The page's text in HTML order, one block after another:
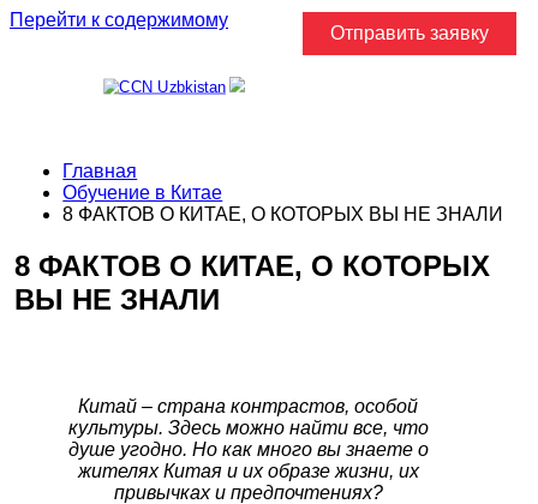
Перейти к содержимому
Главная
Обучение в Китае
8 ФАКТОВ О КИТАЕ, О КОТОРЫХ ВЫ НЕ ЗНАЛИ
8 ФАКТОВ О КИТАЕ, О КОТОРЫХ
ВЫ НЕ ЗНАЛИ
Отправить заявку
Китай – страна контрастов, особой
культуры. Здесь можно найти все, что
душе угодно. Но как много вы знаете о
жителях Китая и их образе жизни, их
привычках и предпочтениях?